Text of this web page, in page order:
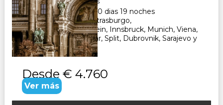
Paquete Turistico de 20 dias 19 noches
Visitando Frankfurt, Estrasburgo,
Fussen, Neuschwanstein, Innsbruck, Munich, Viena,
Ljubljana, Opatija, Zadar, Split, Dubrovnik, Sarajevo y
Zagreb. CONSULTAR
Desde € 4.760
Ver más